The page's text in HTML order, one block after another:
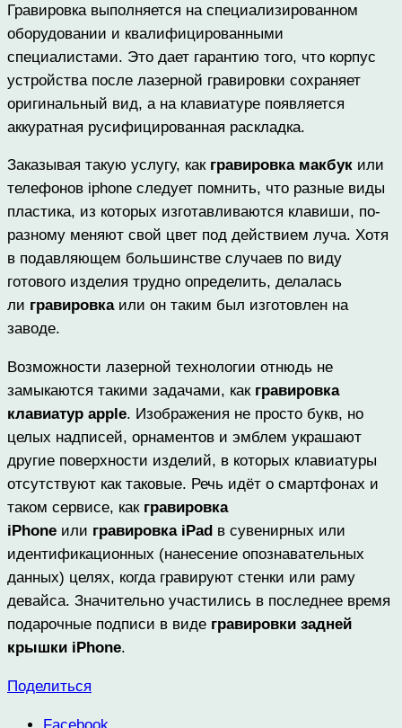
Гравировка выполняется на специализированном
оборудовании и квалифицированными
специалистами. Это дает гарантию того, что корпус
устройства после лазерной гравировки сохраняет
оригинальный вид, а на клавиатуре появляется
аккуратная русифицированная раскладка.
Заказывая такую услугу, как гравировка макбук или
телефонов iphone следует помнить, что разные виды
пластика, из которых изготавливаются клавиши, по-
разному меняют свой цвет под действием луча. Хотя
в подавляющем большинстве случаев по виду
готового изделия трудно определить, делалась
ли гравировкаили он таким был изготовлен на
заводе.
Возможности лазерной технологии отнюдь не
замыкаются такими задачами, как гравировка
клавиатур apple. Изображения не просто букв, но
целых надписей, орнаментов и эмблем украшают
другие поверхности изделий, в которых клавиатуры
отсутствуют как таковые. Речь идёт о смартфонах и
таком сервисе, как гравировка
iPhone или гравировка iPad в сувенирных или
идентификационных (нанесение опознавательных
данных) целях, когда гравируют стенки или раму
девайса. Значительно участились в последнее время
подарочные подписи в виде гравировки задней
крышки iPhone.
Поделиться